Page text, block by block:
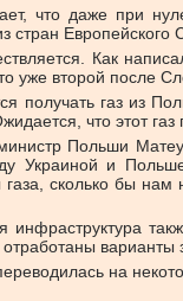
что даже при
стран
Как
уже второй после
получать газ из
что этот газ
Польши
Украиной и
сколько бы
инфраструктура
варианты
на